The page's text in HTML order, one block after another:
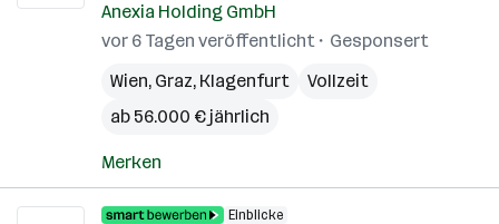
Anexia Holding GmbH
vor 6 Tagen veröffentlicht
Gesponsert
Wien, Graz, Klagenfurt
Vollzeit
ab 56.000 € jährlich
Merken
Einblicke